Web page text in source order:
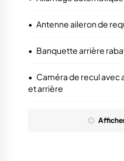
• Antenne aileron de
• Banquette arrière
• Caméra de recul avec
et arrière